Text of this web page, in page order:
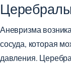
Аневризма
сосуда, которая
давления.